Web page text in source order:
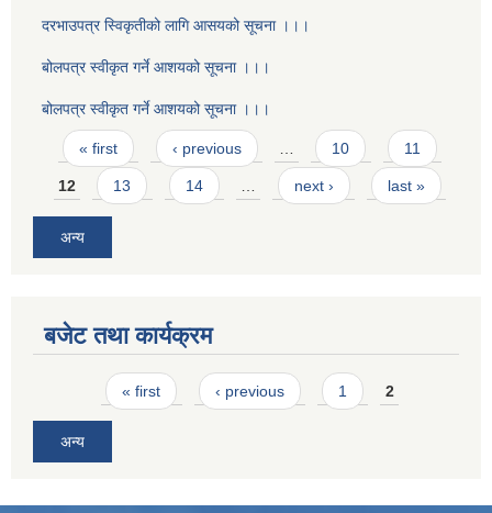
दरभाउपत्र स्विकृतीको लागि आसयको सूचना ।।।
बोलपत्र स्वीकृत गर्ने आशयको सूचना ।।।
बोलपत्र स्वीकृत गर्ने आशयको सूचना ।।।
Pages
« first ‹ previous … 10 11
12 13 14 … next › last »
अन्य
बजेट तथा कार्यक्रम
Pages« first ‹ previous 1 2
अन्य